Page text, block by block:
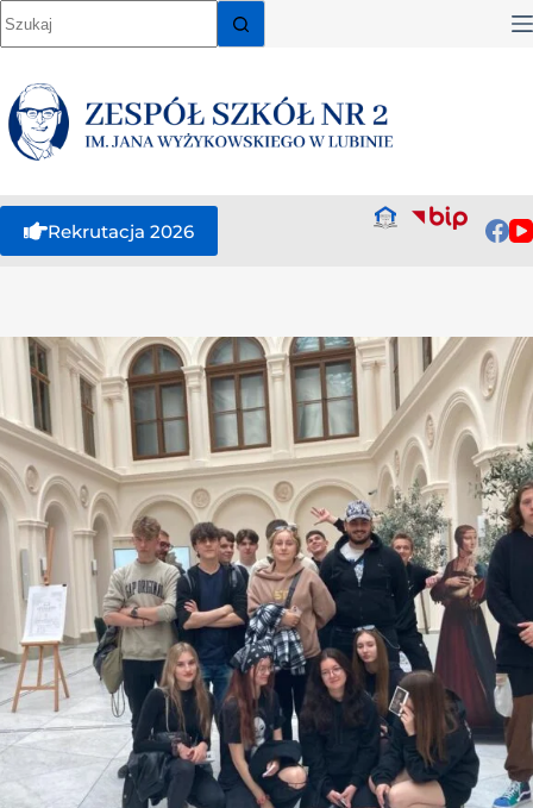
Rekrutacja 2026